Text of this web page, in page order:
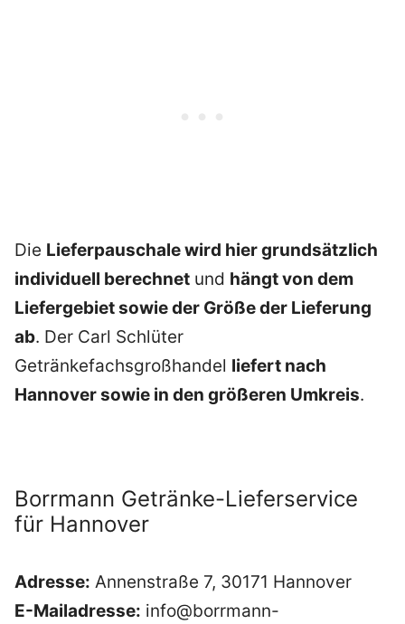
Die Lieferpauschale wird hier grundsätzlich
individuell berechnet und hängt von dem
Liefergebiet sowie der Größe der Lieferung
ab. Der Carl Schlüter
Getränkefachsgroßhandel liefert nach
Hannover sowie in den größeren Umkreis.
Borrmann Getränke-Lieferservice
für Hannover
Adresse: Annenstraße 7, 30171 Hannover
E-Mailadresse: info@borrmann-